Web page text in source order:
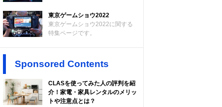
東京ゲームショウ2022
東京ゲームショウ2022に関する
特集ページです。
Sponsored Contents
CLASを使ってみた人の評判を紹
介！家電・家具レンタルのメリッ
トや注意点とは？